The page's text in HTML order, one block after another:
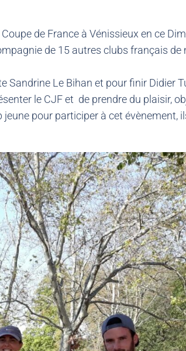
de France à Vénissieux en ce
de 15 autres clubs français
Sandrine Le Bihan et pour finir Didier
le CJF et de prendre du plaisir,
pour participer à cet évènement,